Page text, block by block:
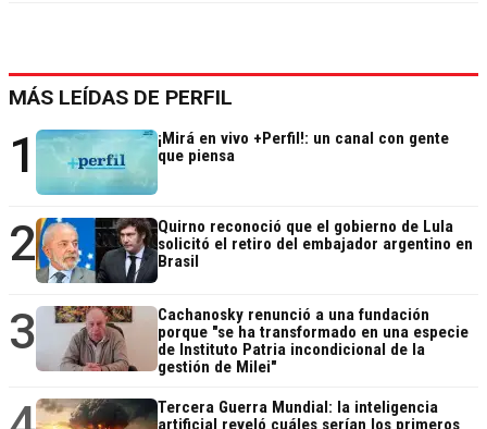
MÁS LEÍDAS DE PERFIL
1
¡Mirá en vivo +Perfil!: un canal con gente
que piensa
2
Quirno reconoció que el gobierno de Lula
solicitó el retiro del embajador argentino en
Brasil
3
Cachanosky renunció a una fundación
porque "se ha transformado en una especie
de Instituto Patria incondicional de la
gestión de Milei"
Tercera Guerra Mundial: la inteligencia
artificial reveló cuáles serían los primeros